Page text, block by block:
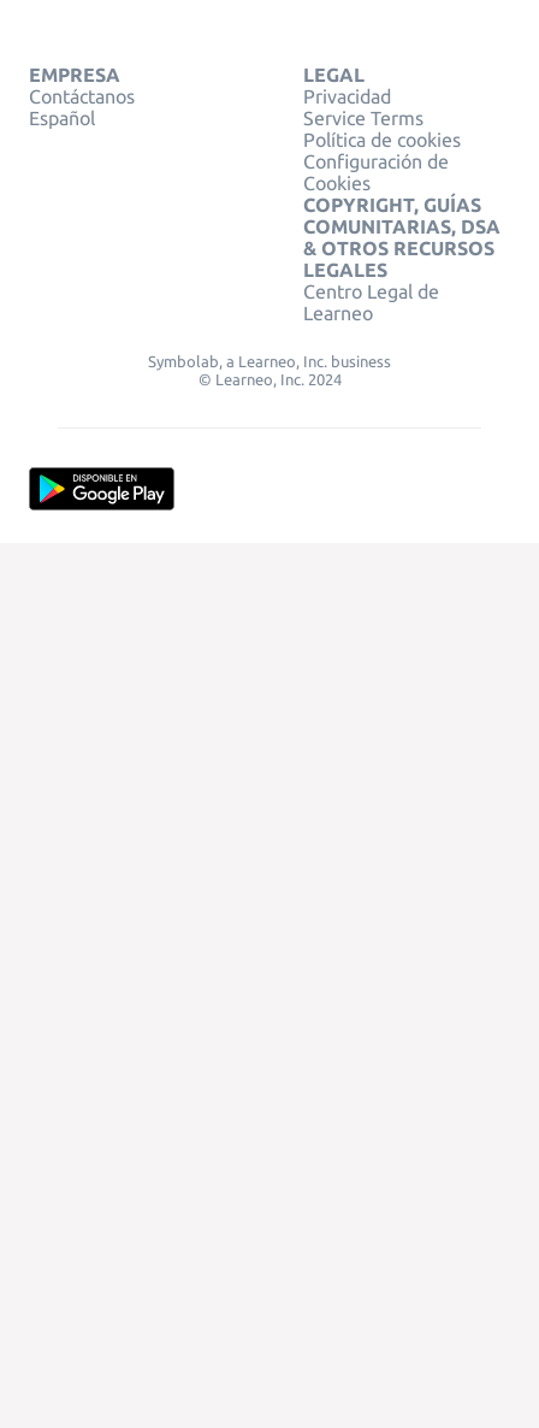
EMPRESA
Contáctanos
Español
LEGAL
Privacidad
Service Terms
Política de cookies
Configuración de
Cookies
COPYRIGHT, GUÍAS
COMUNITARIAS, DSA
& OTROS RECURSOS
LEGALES
Centro Legal de
Learneo
Symbolab, a Learneo, Inc. business
© Learneo, Inc. 2024